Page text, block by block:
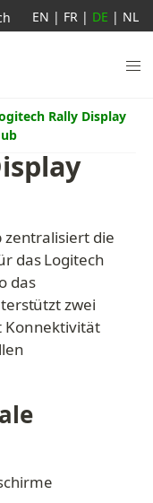
Rally Display
zentralisiert die
das Logitech
das
zwei
Konnektivität
EN | FR | DE | NL